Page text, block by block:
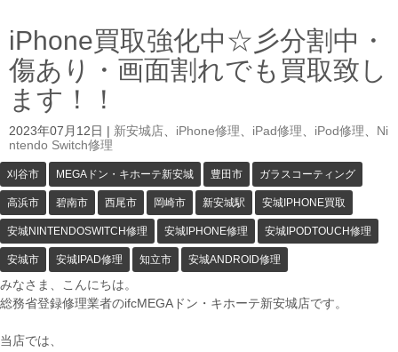
iPhone買取強化中☆彡分割中・
傷あり・画面割れでも買取致し
ます！！
2023年07月12日 新安城店 iPhone修理 iPad修理 iPod修理
Ni
ntendo Switch修理
刈谷市 MEGAドン・キホーテ新安城 豊田市 ガラスコーティング
高浜市 碧南市 西尾市 岡崎市 新安城駅 安城IPHONE買取
安城NINTENDOSWITCH修理 安城IPHONE修理 安城IPODTOUCH修理
安城市 安城IPAD修理 知立市 安城ANDROID修理
みなさま、こんにちは。
総務省登録修理業者のifcMEGAドン・キホーテ新安城店です。
当店では、